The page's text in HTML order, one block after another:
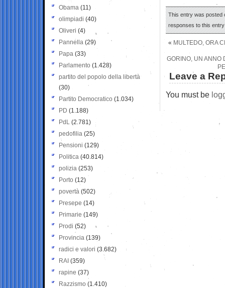
This entry was posted
responses to this
« MULTEDO, ORA
GORINO, UN ANNO
Leave a
You must be
Obama (11)
olimpiadi (40)
Oliveri (4)
Pannella (29)
Papa (33)
Parlamento (1.428)
partito del popolo della libertà
(30)
Partito Democratico (1.034)
PD (1.188)
PdL (2.781)
pedofilia (25)
Pensioni (129)
Politica (40.814)
polizia (253)
Porto (12)
povertà (502)
Presepe (14)
Primarie (149)
Prodi (52)
Provincia (139)
radici e valori (3.682)
RAI (359)
rapine (37)
Razzismo (1.410)